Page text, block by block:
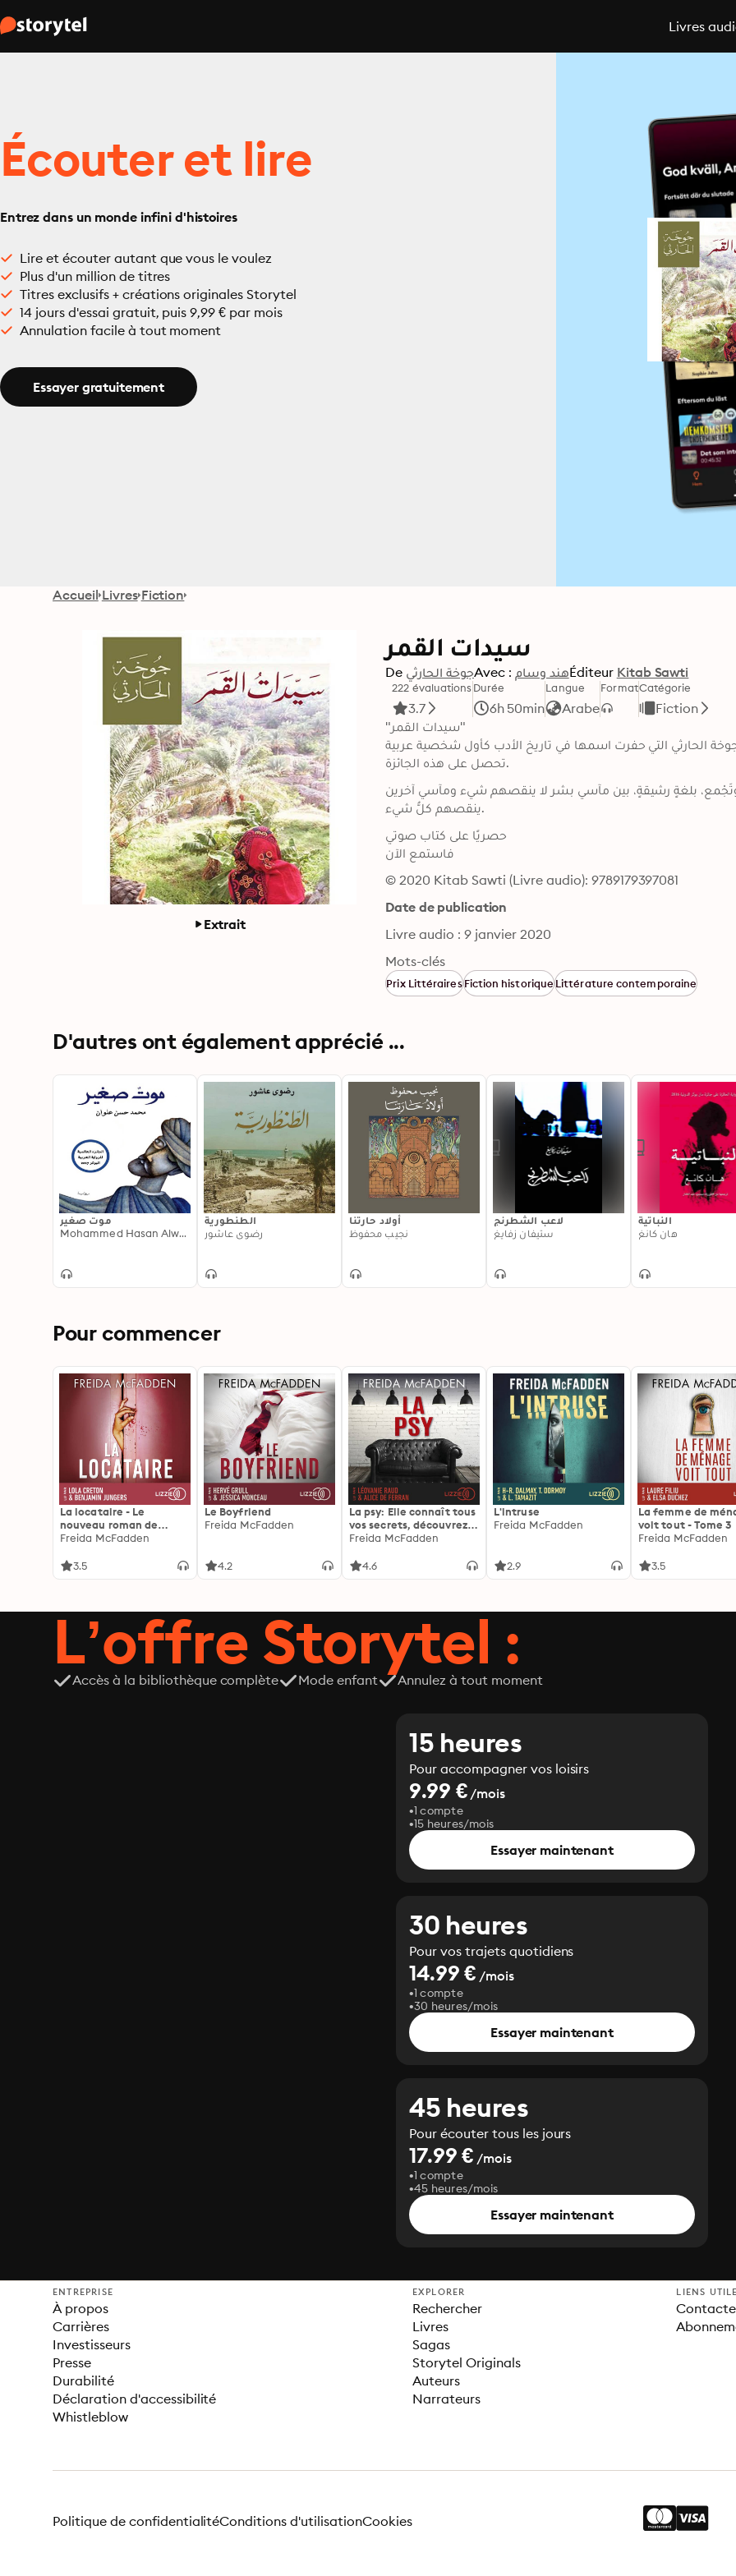
Livres
Écouter et lire
Entrez dans un monde infini d'histoires
Lire et écouter autant que vous le voulez
Plus d'un million de titres
Titres exclusifs + créations originales Storytel
14 jours d'essai gratuit, puis 9,99 € par mois
Annulation facile à tout moment
Essayer gratuitement
Accueil Livres Fiction
Extrait
سيدات القمر
De جوخة الحارثيAvec : هند وسامÉditeur Kitab Sawti
222 évaluations
3.7
Durée
6h 50min
Langue
Arabe
FormatCatégorie
Fiction
"سيدات القمر"
جوخة الحارثي التي حفرت اسمها في تاريخ الأدب كأول شخصية عربية
تحصل على هذه الجائزة.
بلغةٍ رشيقةٍ، بين مآسي بشر لا ينقصهم شيء ومآسي آخرين
ينقصهم كلُّ شيء.
حصريًا على كتاب صوتي
فاستمع الآن
© 2020 Kitab Sawti (Livre audio): 9789179397081
Date de publication
Livre audio : 9 janvier 2020
Mots-clés
Prix LittérairesFiction historiqueLittérature contemporaine
D'autres ont également apprécié ...
موت صغير
Mohammed Hasan Alwan
الطنطورية
رضوى عاشور
أولاد حارتنا
نجيب محفوظ
لاعب الشطرنج
ستيفان زفايغ
النباتية
هان كانغ
Pour commencer
La locataire - Le
nouveau roman de
l'autrice de La femme
Freida McFadden
3.5
Le Boyfriend
Freida McFadden
4.2
La psy: Elle connaît tous
vos secrets, découvrez
les siens ...
Freida McFadden
4.6
L'intruse
Freida McFadden
2.9
La femme de
voit tout - Tome 3
Freida McFadden
3.5
L’offre Storytel :
Accès à la bibliothèque complète Mode enfant Annulez à tout moment
15 heures
Pour accompagner vos loisirs
9.99 €/mois
1 compte
15 heures/mois
Essayer maintenant
30 heures
Pour vos trajets quotidiens
14.99 € /mois
1 compte
30 heures/mois
Essayer maintenant
45 heures
Pour écouter tous les jours
17.99 € /mois
1 compte
45 heures/mois
Essayer maintenant
ENTREPRISE
À propos
Carrières
Investisseurs
Presse
Durabilité
Déclaration d'accessibilité
Whistleblow
EXPLORER
Rechercher
Livres
Sagas
Storytel Originals
Auteurs
Narrateurs
LIENS
Politique de confidentialitéConditions d'utilisationCookies